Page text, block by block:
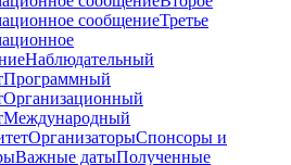
сообщениеТретье
Наблюдательный
Программный
Организационный
Международный
ОрганизаторыСпонсоры и
Важные датыПолученные